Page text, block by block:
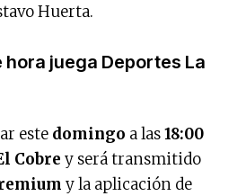
Huerta.
hora juega Deportes La
este domingo a las18:00
Cobre y será transmitido
y la aplicación de